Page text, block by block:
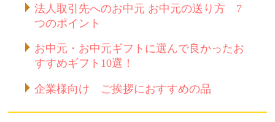
法人取引先へのお中元 お中元の送り方 7
つのポイント
お中元・お中元ギフトに選んで良かったお
すすめギフト10選！
企業様向け ご挨拶におすすめの品